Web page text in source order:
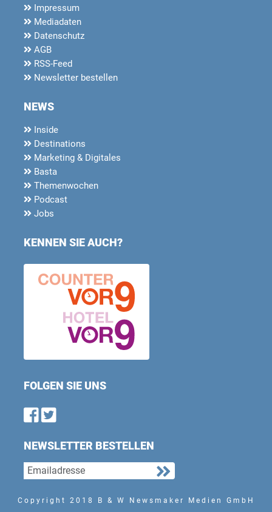
Impressum
Mediadaten
Datenschutz
AGB
RSS-Feed
Newsletter bestellen
NEWS
Inside
Destinations
Marketing & Digitales
Basta
Themenwochen
Podcast
Jobs
KENNEN SIE AUCH?
FOLGEN SIE UNS
Find us on Facebook
Follow us on Twitter
NEWSLETTER BESTELLEN
Copyright 2018 B & W Newsmaker Medien GmbH